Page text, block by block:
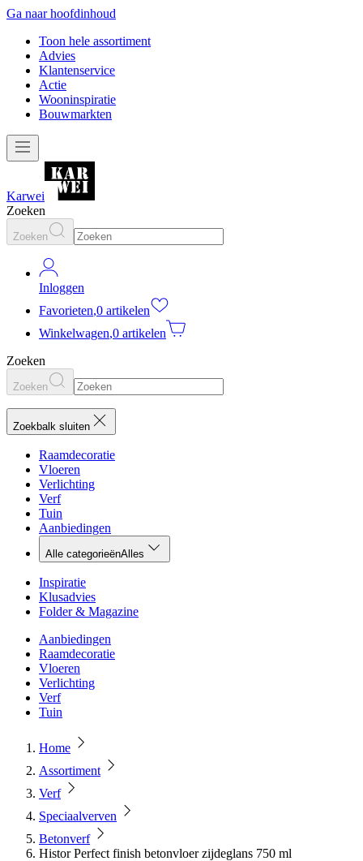
Ga naar hoofdinhoud
Toon hele assortiment
Advies
Klantenservice
Actie
Wooninspiratie
Bouwmarkten
Karwei
Zoeken
Zoeken
Inloggen
Favorieten,0 artikelen
Winkelwagen,0 artikelen
Zoeken
Zoeken
Zoekbalk sluiten
Raamdecoratie
Vloeren
Verlichting
Verf
Tuin
Aanbiedingen
Alle categorieënAlles
Inspiratie
Klusadvies
Folder & Magazine
Aanbiedingen
Raamdecoratie
Vloeren
Verlichting
Verf
Tuin
Home
Assortiment
Verf
Speciaalverven
Betonverf
Histor Perfect finish betonvloer zijdeglans 750 ml